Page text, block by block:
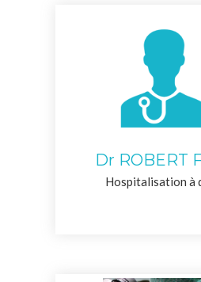
Dr ROBERT
Hospitalisation à